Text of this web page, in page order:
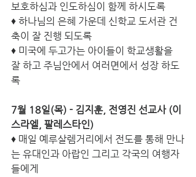
보호하심과 인도하심이 함께 하시도록
♦ 하나님의 은혜 가운데 신학교 도서관 건
축이 잘 진행 되도록
♦ 미국에 두고가는 아이들이 학교생활을
잘 하고 주님안에서 여러면에서 성장 하도
록
7월 18일(목) - 김지훈, 전영진 선교사 (이
스라엘, 팔레스타인)
♦ 매일 예루살렘거리에서 전도를 통해 만나
는 유대인과 아랍인 그리고 각국의 여행자
들에게